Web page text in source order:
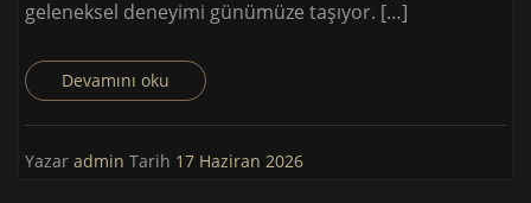
geleneksel deneyimi günümüze taşıyor. […]
Devamını oku
Yazar admin Tarih 17 Haziran 2026